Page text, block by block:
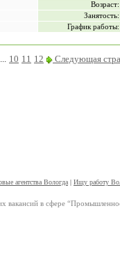
Возраст:
Занятость:
График работы:
... 10 11 12
Следующая
агентства Вологда | Ищу работу
вакансий в сфере